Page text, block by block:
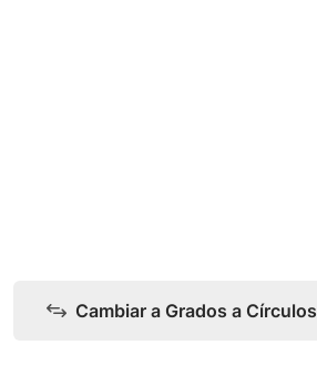
Cambiar a Grados a Círculos